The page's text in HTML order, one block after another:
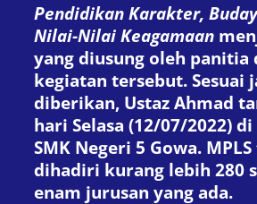
Pendidikan Karakter,
Nilai-Nilai Keagamaan
yang diusung oleh panitia
kegiatan tersebut. Sesuai
diberikan, Ustaz Ahmad
hari Selasa (12/07/2022)
SMK Negeri 5 Gowa.
dihadiri kurang lebih 280
enam jurusan yang ada.